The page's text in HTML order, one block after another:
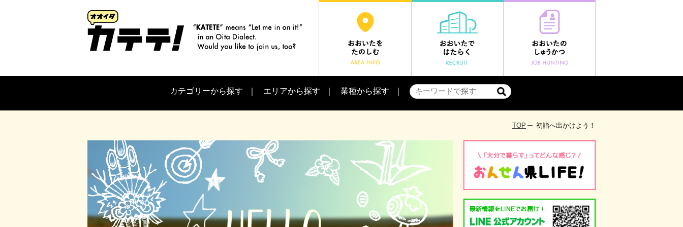
カテゴリーから探す エリアから探す 業種から探す
TOP 初詣へ出かけよう！